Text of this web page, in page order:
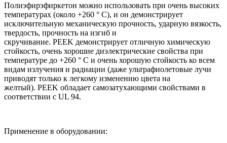
Полиэфирэфиркетон можно использовать при очень высоких
температурах (около +260 ° C), и он демонстрирует
исключительную механическую прочность, ударную вязкость,
твердость, прочность на изгиб и
скручивание. PEEK демонстрирует отличную химическую
стойкость, очень хорошие диэлектрические свойства при
температуре до +260 ° C и очень хорошую стойкость ко всем
видам излучения и радиации (даже ультрафиолетовые лучи
приводят только к легкому изменению цвета на
желтый). PEEK обладает самозатухающими свойствами в
соответствии с UL 94.
Применение в оборудовании: